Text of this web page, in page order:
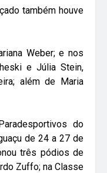
também houve
Weber; e nos
e Júlia Stein,
além de Maria
do
de 24 a 27 de
três pódios de
Zuffo; na Classe